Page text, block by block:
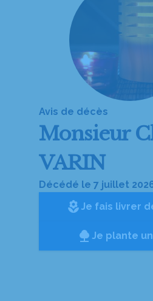
Avis de décès
Monsieur
VARIN
Décédé le 7 juillet
local_florist Je fais livrer
Je plante